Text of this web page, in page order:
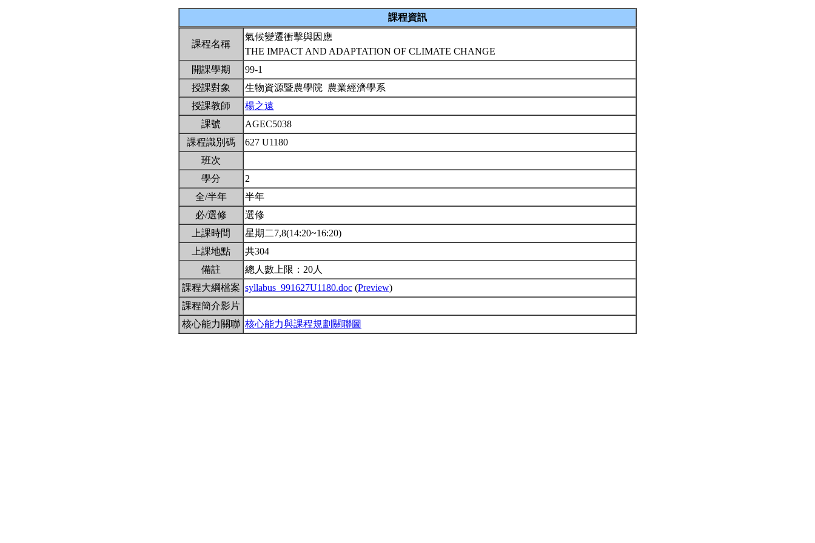
課程資訊
課程名稱
氣候變遷衝擊與因應
THE IMPACT AND ADAPTATION OF CLIMATE CHANGE
開課學期
99-1
授課對象
生物資源暨農學院 農業經濟學系
授課教師
楊之遠
課號
AGEC5038
課程識別碼
627 U1180
班次
學分
2
全/半年
半年
必/選修
選修
上課時間
星期二7,8(14:20~16:20)
上課地點
共304
備註
總人數上限：20人
課程大綱檔案 syllabus_991627U1180.doc (Preview)
課程簡介影片
核心能力關聯 核心能力與課程規劃關聯圖